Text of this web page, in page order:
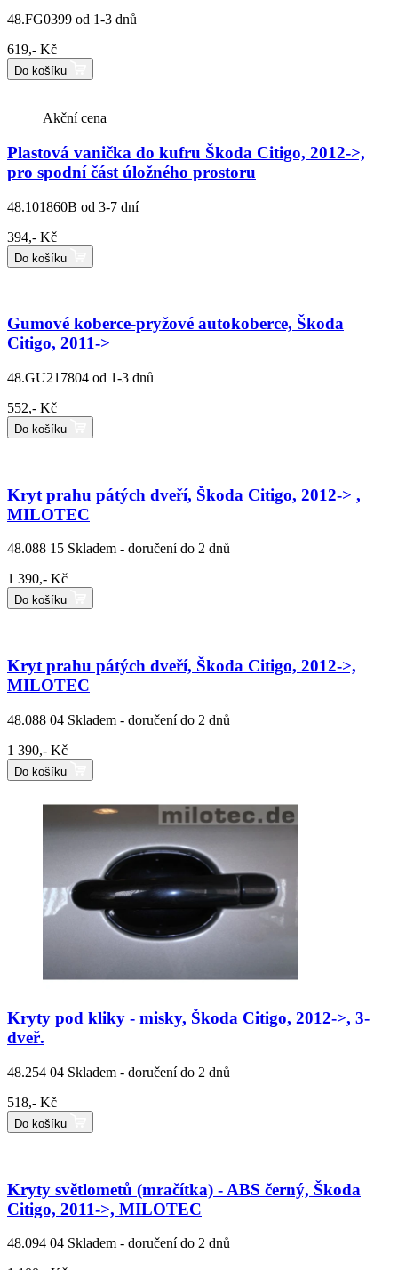
48.FG0399 od 1-3 dnů
619,- Kč
Do košíku
Akční cena
Plastová vanička do kufru Škoda Citigo, 2012->,
pro spodní část úložného prostoru
48.101860B od 3-7 dní
394,- Kč
Do košíku
Gumové koberce-pryžové autokoberce, Škoda
Citigo, 2011->
48.GU217804 od 1-3 dnů
552,- Kč
Do košíku
Kryt prahu pátých dveří, Škoda Citigo, 2012-> ,
MILOTEC
48.088 15 Skladem - doručení do 2 dnů
1 390,- Kč
Do košíku
Kryt prahu pátých dveří, Škoda Citigo, 2012->,
MILOTEC
48.088 04 Skladem - doručení do 2 dnů
1 390,- Kč
Do košíku
Kryty pod kliky - misky, Škoda Citigo, 2012->, 3-
dveř.
48.254 04 Skladem - doručení do 2 dnů
518,- Kč
Do košíku
Kryty světlometů (mračítka) - ABS černý, Škoda
Citigo, 2011->, MILOTEC
48.094 04 Skladem - doručení do 2 dnů